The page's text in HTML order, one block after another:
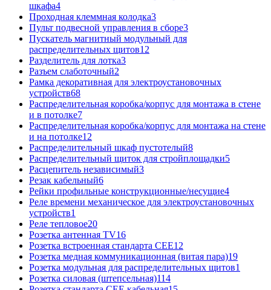
шкафа4
Проходная клеммная колодка3
Пульт подвесной управления в сборе3
Пускатель магнитный модульный для
распределительных щитов12
Разделитель для лотка3
Разъем слаботочный2
Рамка декоративная для электроустановочных
устройств68
Распределительная коробка/корпус для монтажа в стене
и в потолке7
Распределительная коробка/корпус для монтажа на стене
и на потолке12
Распределительный шкаф пустотелый8
Распределительный щиток для стройплощадки5
Расцепитель независимый3
Резак кабельный6
Рейки профильные конструкционные/несущие4
Реле времени механическое для электроустановочных
устройств1
Реле тепловое20
Розетка антенная TV16
Розетка встроенная стандарта CEE12
Розетка медная коммуникационная (витая пара)19
Розетка модульная для распределительных щитов1
Розетка силовая (штепсельная)114